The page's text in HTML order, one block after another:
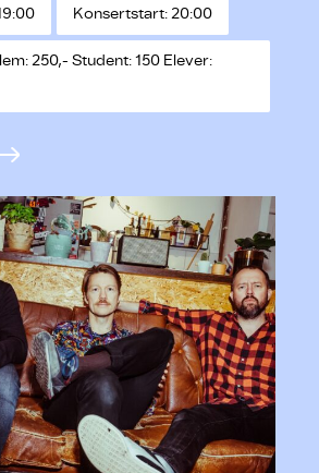
Konsertstart: 20:00
250,- Student: 150 Elever: